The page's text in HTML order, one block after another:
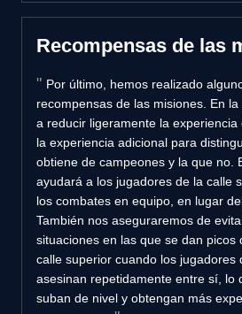
Recompensas de las
Por último, hemos realizado
recompensas de las misiones. En
a reducir ligeramente la
la experiencia adicional para
obtiene de campeones y la que no.
ayudará a los jugadores de la calle
los combates en equipo, en lugar
También nos aseguraremos de
situaciones en las que se dan picos
calle superior cuando los jugadores
asesinan repetidamente entre sí, lo
suban de nivel y obtengan más